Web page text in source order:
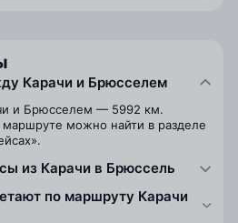
Карачи и Брюсселем
и Брюсселем — 5992 км.
можно найти в разделе
из Карачи в Брюссель
по маршруту Карачи